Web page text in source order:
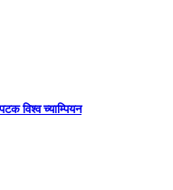
विश्व च्याम्पियन